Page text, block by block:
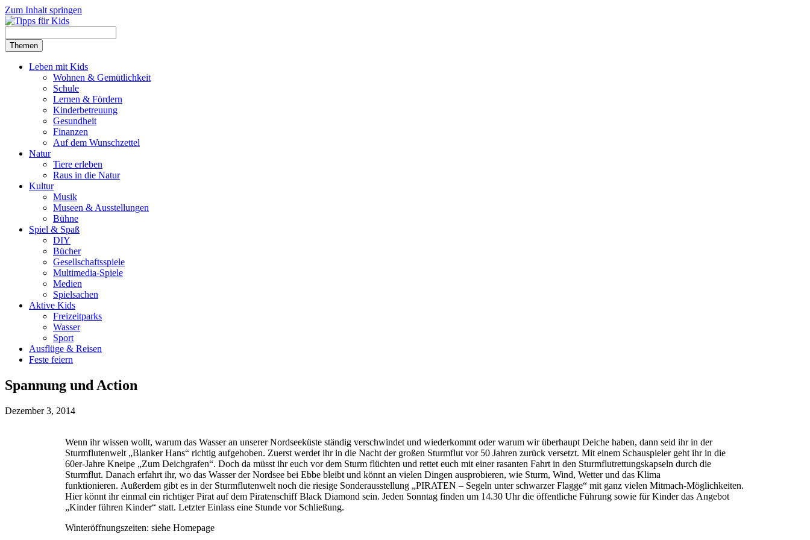
Zum Inhalt springen
Themen
Leben mit Kids
Wohnen & Gemütlichkeit
Schule
Lernen & Fördern
Kinderbetreuung
Gesundheit
Finanzen
Auf dem Wunschzettel
Natur
Tiere erleben
Raus in die Natur
Kultur
Musik
Museen & Ausstellungen
Bühne
Spiel & Spaß
DIY
Bücher
Gesellschaftsspiele
Multimedia-Spiele
Medien
Spielsachen
Aktive Kids
Freizeitparks
Wasser
Sport
Ausflüge & Reisen
Feste feiern
Spannung und Action
Dezember 3, 2014
Wenn ihr wissen wollt, warum das Wasser an unserer Nordseeküste ständig verschwindet und wiederkommt oder warum wir überhaupt Deiche haben, dann seid ihr in der
Sturmflutenwelt „Blanker Hans“ richtig aufgehoben. Zuerst werdet ihr in die Nacht der großen Sturmflut vor 50 Jahren zurück versetzt. Mit einem Schauspieler geht ihr in die
60er-Jahre Kneipe „Zum Deichgrafen“. Doch da müsst ihr euch vor dem Sturm flüchten und rettet euch mit einer rasanten Fahrt in den Sturmflutrettungskapseln durch die
Sturmflut. Danach erfahrt ihr, wo das Wasser der Nordsee bei Ebbe bleibt und könnt an vielen Dingen ausprobieren, wie Sturm, Wind, Wetter und das Klima
funktionieren. Außerdem gibt es in der Sturmflutenwelt noch die riesige Sonderausstellung „PIRATEN – Segeln unter schwarzer Flagge“ mit ganz vielen Mitmach-Möglichkeiten.
Hier könnt ihr einmal ein richtiger Pirat auf dem Piratenschiff Black Diamond sein. Jeden Sonntag finden um 14.30 Uhr die öffentliche Führung sowie für Kinder das Angebot
„Kinder führen Kinder“ statt. Letzter Einlass eine Stunde vor Schließung.
Winteröffnungszeiten: siehe Homepage